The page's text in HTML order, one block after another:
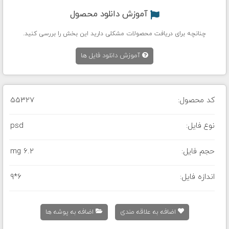
آموزش دانلود محصول
چنانچه برای دریافت محصولات مشکلی دارید این بخش را بررسی کنید.
آموزش دانلود فایل ها
کد محصول: 55327
نوع فایل: psd
حجم فایل: 6.2 mg
اندازه فایل: 9*6
اضافه به علاقه مندی اضافه به پوشه ها